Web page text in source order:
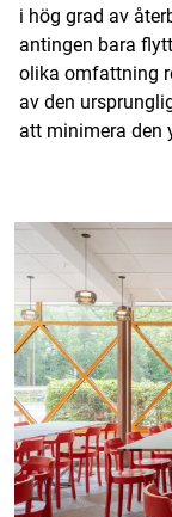
i hög grad av
antingen bara
olika omfattning
av den
att minimera den